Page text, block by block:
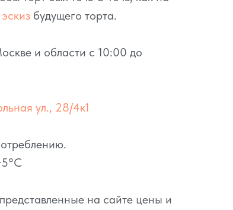
эскиз будущего торта.
и области с 10:00 до
ул., 28/4к1
на сайте цены и